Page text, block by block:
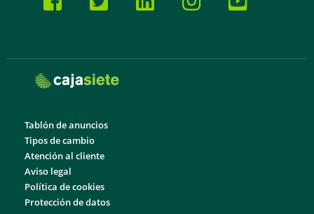
Tablón de anuncios
Tipos de cambio
Atención al cliente
Aviso legal
Política de cookies
Protección de datos